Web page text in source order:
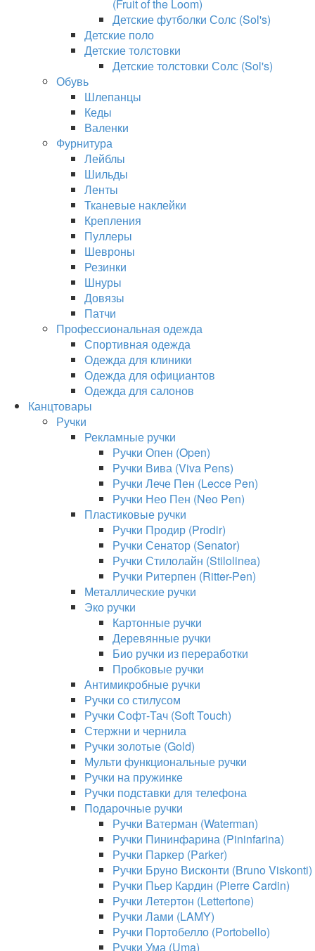
(Fruit of the Loom)
Детские футболки Солс (Sol's)
Детские поло
Детские толстовки
Детские толстовки Солс (Sol's)
Обувь
Шлепанцы
Кеды
Валенки
Фурнитура
Лейблы
Шильды
Ленты
Тканевые наклейки
Крепления
Пуллеры
Шевроны
Резинки
Шнуры
Довязы
Патчи
Профессиональная одежда
Спортивная одежда
Одежда для клиники
Одежда для официантов
Одежда для салонов
Канцтовары
Ручки
Рекламные ручки
Ручки Опен (Open)
Ручки Вива (Viva Pens)
Ручки Лече Пен (Lecce Pen)
Ручки Нео Пен (Neo Pen)
Пластиковые ручки
Ручки Продир (Prodir)
Ручки Сенатор (Senator)
Ручки Стилолайн (Stilolinea)
Ручки Ритерпен (Ritter-Pen)
Металлические ручки
Эко ручки
Картонные ручки
Деревянные ручки
Био ручки из переработки
Пробковые ручки
Антимикробные ручки
Ручки со стилусом
Ручки Софт-Тач (Soft Touch)
Стержни и чернила
Ручки золотые (Gold)
Мульти функциональные ручки
Ручки на пружинке
Ручки подставки для телефона
Подарочные ручки
Ручки Ватерман (Waterman)
Ручки Пининфарина (Pininfarina)
Ручки Паркер (Parker)
Ручки Бруно Висконти (Bruno Viskonti)
Ручки Пьер Кардин (Pierre Cardin)
Ручки Летертон (Lettertone)
Ручки Лами (LAMY)
Ручки Портобелло (Portobello)
Ручки Ума (Uma)